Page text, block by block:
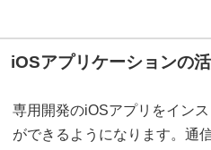
iOSアプリケーションの
専用開発のiOSアプリをイン
ができるようになります。通